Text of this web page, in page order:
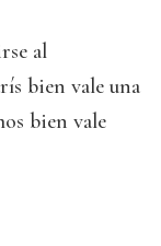
al
bien vale una
bien vale